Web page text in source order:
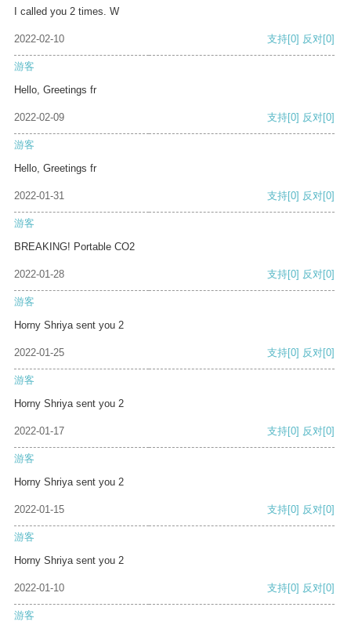
I called you 2 times. W
2022-02-10 支持[0] 反对[0]
游客
Hello, Greetings fr
2022-02-09 支持[0] 反对[0]
游客
Hello, Greetings fr
2022-01-31 支持[0] 反对[0]
游客
BREAKING! Portable CO2
2022-01-28 支持[0] 反对[0]
游客
Horny Shriya sent you 2
2022-01-25 支持[0] 反对[0]
游客
Horny Shriya sent you 2
2022-01-17 支持[0] 反对[0]
游客
Horny Shriya sent you 2
2022-01-15 支持[0] 反对[0]
游客
Horny Shriya sent you 2
2022-01-10 支持[0] 反对[0]
游客